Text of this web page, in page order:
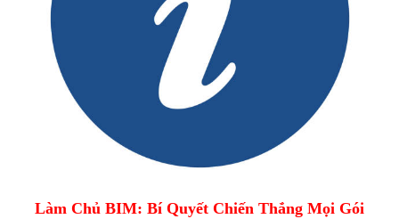
Làm Chủ BIM: Bí Quyết Chiến Thắng Mọi Gói